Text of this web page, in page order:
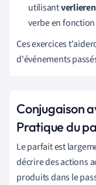
utilisantverlieren
verbe en
Ces exercices
d'événements
Conjugaison
Pratique du
Le parfait est
décrire des actions
produits dans le